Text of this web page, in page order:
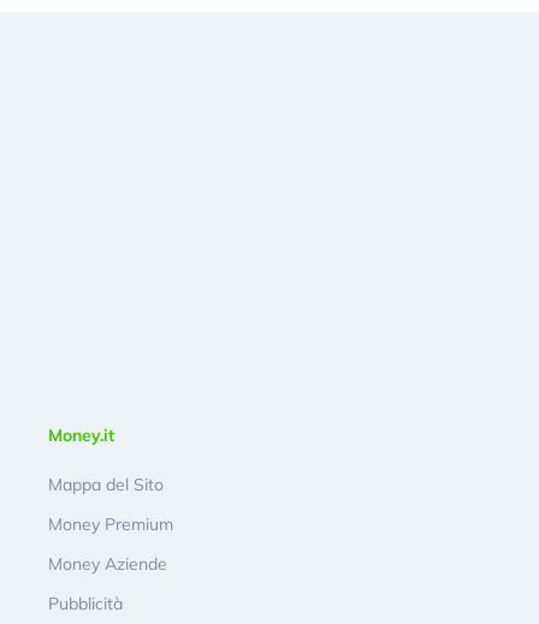
Money.it
Mappa del Sito
Money Premium
Money Aziende
Pubblicità